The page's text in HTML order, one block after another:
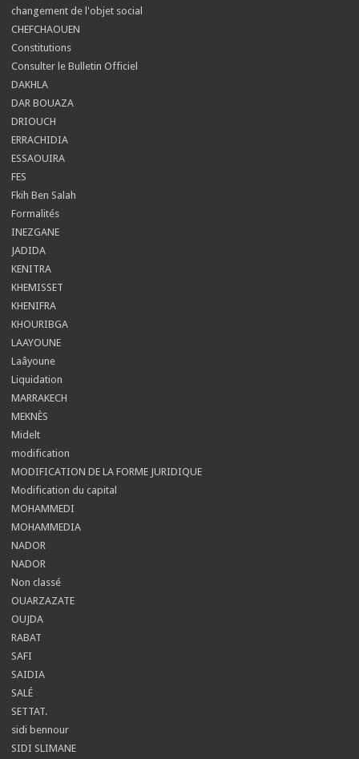
changement de l'objet social
CHEFCHAOUEN
Constitutions
Consulter le Bulletin Officiel
DAKHLA
DAR BOUAZA
DRIOUCH
ERRACHIDIA
ESSAOUIRA
FES
Fkih Ben Salah
Formalités
INEZGANE
JADIDA
KENITRA
KHEMISSET
KHENIFRA
KHOURIBGA
LAAYOUNE
Laâyoune
Liquidation
MARRAKECH
MEKNÈS
Midelt
modification
MODIFICATION DE LA FORME JURIDIQUE
Modification du capital
MOHAMMEDI
MOHAMMEDIA
NADOR
NADOR
Non classé
OUARZAZATE
OUJDA
RABAT
SAFI
SAIDIA
SALÉ
SETTAT.
sidi bennour
SIDI SLIMANE